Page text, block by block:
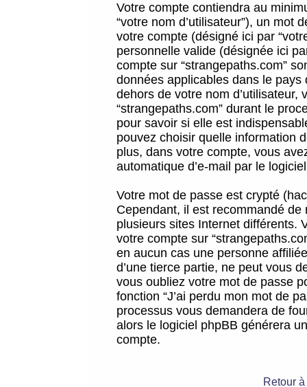
Votre compte contiendra au
“votre nom d’utilisateur”), un mot
votre compte (désigné ici par
personnelle valide (désignée ici
compte sur “strangepaths.com”
données applicables dans le
dehors de votre nom
“strangepaths.com” durant le
pour savoir si elle est
pouvez choisir quelle information
plus, dans votre compte, vous
automatique d’e-mail par le
Votre mot de passe est crypté
Cependant, il est recommandé
plusieurs sites Internet différents.
votre compte sur
en aucun cas une personne
d’une tierce partie, ne peut vous
vous oubliez votre mot de passe
fonction “J’ai perdu mon mot de
processus vous demandera de
alors le logiciel phpBB générera
compte.
Retour